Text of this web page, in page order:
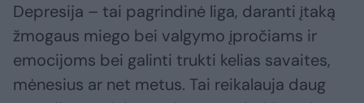
Depresija – tai pagrindinė liga, daranti įtaką
žmogaus miego bei valgymo įpročiams ir
emocijoms bei galinti trukti kelias savaites,
mėnesius ar net metus. Tai reikalauja daug